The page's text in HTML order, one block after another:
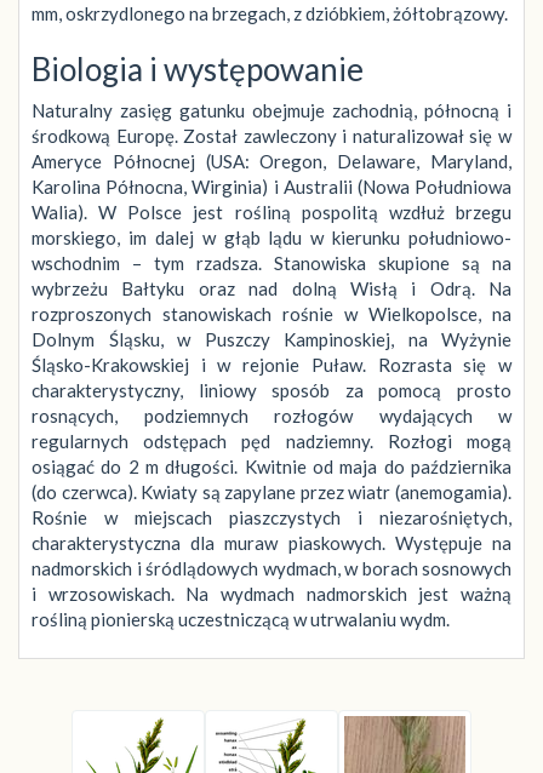
mm, oskrzydlonego na brzegach, z dzióbkiem, żółtobrązowy.
Biologia i występowanie
Naturalny zasięg gatunku obejmuje zachodnią, północną i
środkową Europę. Został zawleczony i naturalizował się w
Ameryce Północnej (USA: Oregon, Delaware, Maryland,
Karolina Północna, Wirginia) i Australii (Nowa Południowa
Walia). W Polsce jest rośliną pospolitą wzdłuż brzegu
morskiego, im dalej w głąb lądu w kierunku południowo-
wschodnim – tym rzadsza. Stanowiska skupione są na
wybrzeżu Bałtyku oraz nad dolną Wisłą i Odrą. Na
rozproszonych stanowiskach rośnie w Wielkopolsce, na
Dolnym Śląsku, w Puszczy Kampinoskiej, na Wyżynie
Śląsko-Krakowskiej i w rejonie Puław. Rozrasta się w
charakterystyczny, liniowy sposób za pomocą prosto
rosnących, podziemnych rozłogów wydających w
regularnych odstępach pęd nadziemny. Rozłogi mogą
osiągać do 2 m długości. Kwitnie od maja do października
(do czerwca). Kwiaty są zapylane przez wiatr (anemogamia).
Rośnie w miejscach piaszczystych i niezarośniętych,
charakterystyczna dla muraw piaskowych. Występuje na
nadmorskich i śródlądowych wydmach, w borach sosnowych
i wrzosowiskach. Na wydmach nadmorskich jest ważną
rośliną pionierską uczestniczącą w utrwalaniu wydm.